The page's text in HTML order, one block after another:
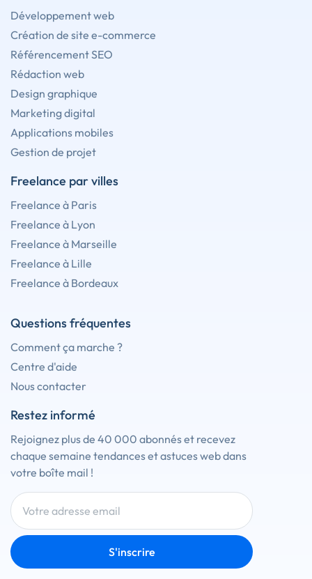
Développement web
Création de site e-commerce
Référencement SEO
Rédaction web
Design graphique
Marketing digital
Applications mobiles
Gestion de projet
Freelance par villes
Freelance à Paris
Freelance à Lyon
Freelance à Marseille
Freelance à Lille
Freelance à Bordeaux
Questions fréquentes
Comment ça marche ?
Centre d'aide
Nous contacter
Restez informé
Rejoignez plus de 40 000 abonnés et recevez
chaque semaine tendances et astuces web dans
votre boîte mail !
S'inscrire